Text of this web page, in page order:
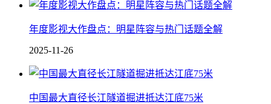
年度影视大作盘点：明星阵容与热门话题全解
2025-11-26
中国最大直径长江隧道掘进抵达江底75米